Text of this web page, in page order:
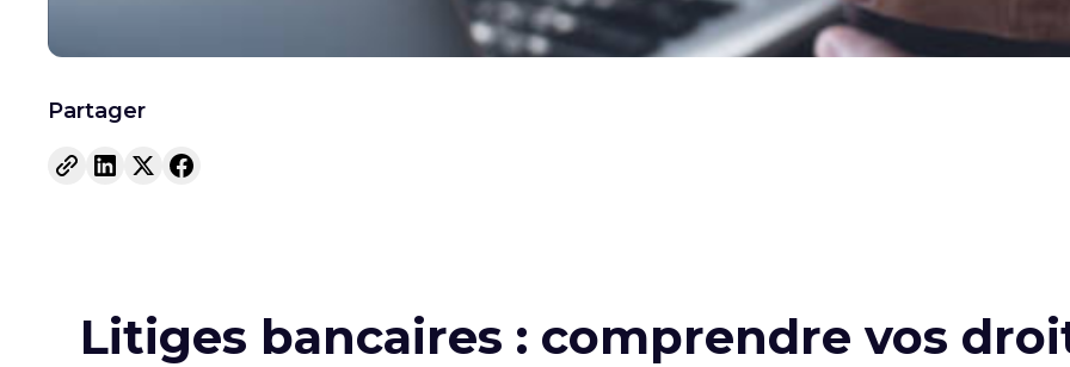
Partager
Litiges bancaires : comprendre vos